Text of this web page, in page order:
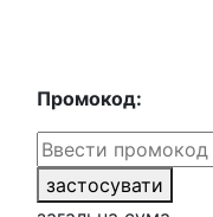
Промокод:
застосувати